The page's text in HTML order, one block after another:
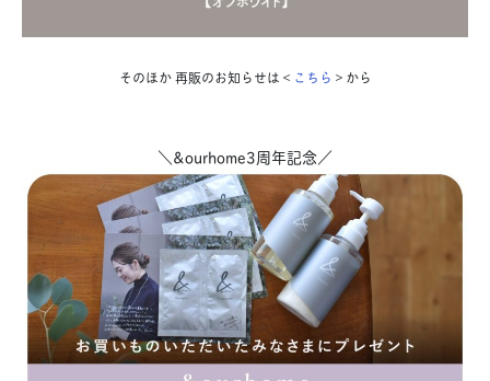
そのほか 再販のお知らせは＜ こちら ＞から
＼&ourhome3周年記念／